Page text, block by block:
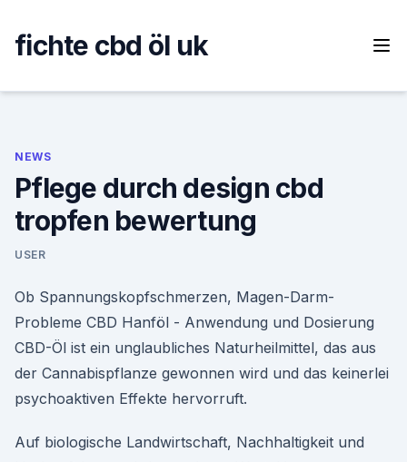
content
fichte cbd öl uk
NEWS
Pflege durch design cbd
tropfen bewertung
USER
Ob Spannungskopfschmerzen, Magen-Darm-
Probleme CBD Hanföl - Anwendung und Dosierung
CBD-Öl ist ein unglaubliches Naturheilmittel, das aus
der Cannabispflanze gewonnen wird und das keinerlei
psychoaktiven Effekte hervorruft.
Auf biologische Landwirtschaft, Nachhaltigkeit und